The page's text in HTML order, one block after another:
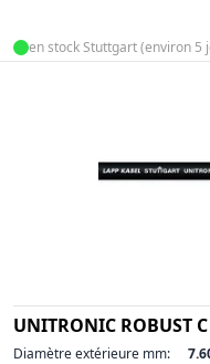
en stock Stuttgart (environ 5
UNITRONIC ROBUST
Diamètre extérieure mm: